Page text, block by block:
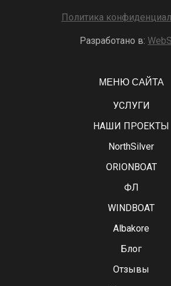
Политика
Разработано в:
МЕНЮ САЙТА
УСЛУГИ
НАШИ ПРОЕКТЫ
NorthSilver
ORIONBOAT
ФЛ
WINDBOAT
Albakore
Блог
Отзывы